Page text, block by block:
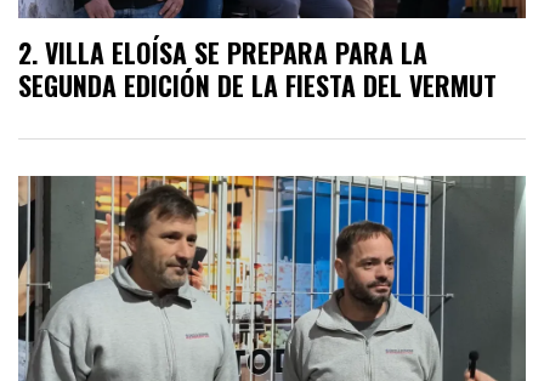
VILLA ELOÍSA SE PREPARA PARA LA
SEGUNDA EDICIÓN DE LA FIESTA DEL VERMUT